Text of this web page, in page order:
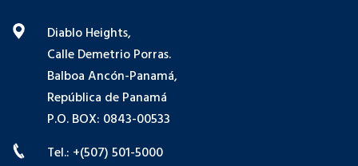
Diablo Heights,
Calle Demetrio Porras.
Balboa Ancón-Panamá,
República de Panamá
P.O. BOX: 0843-00533
Tel.: +(507) 501-5000